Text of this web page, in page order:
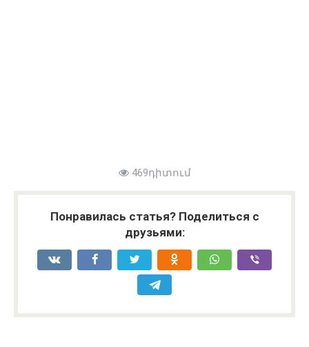
469դիտում
Понравилась статья? Поделиться с
друзьями: